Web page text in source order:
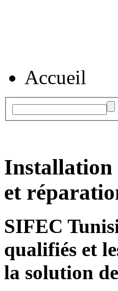
Accueil
Installation
et
SIFEC
qualifiés et
la solution